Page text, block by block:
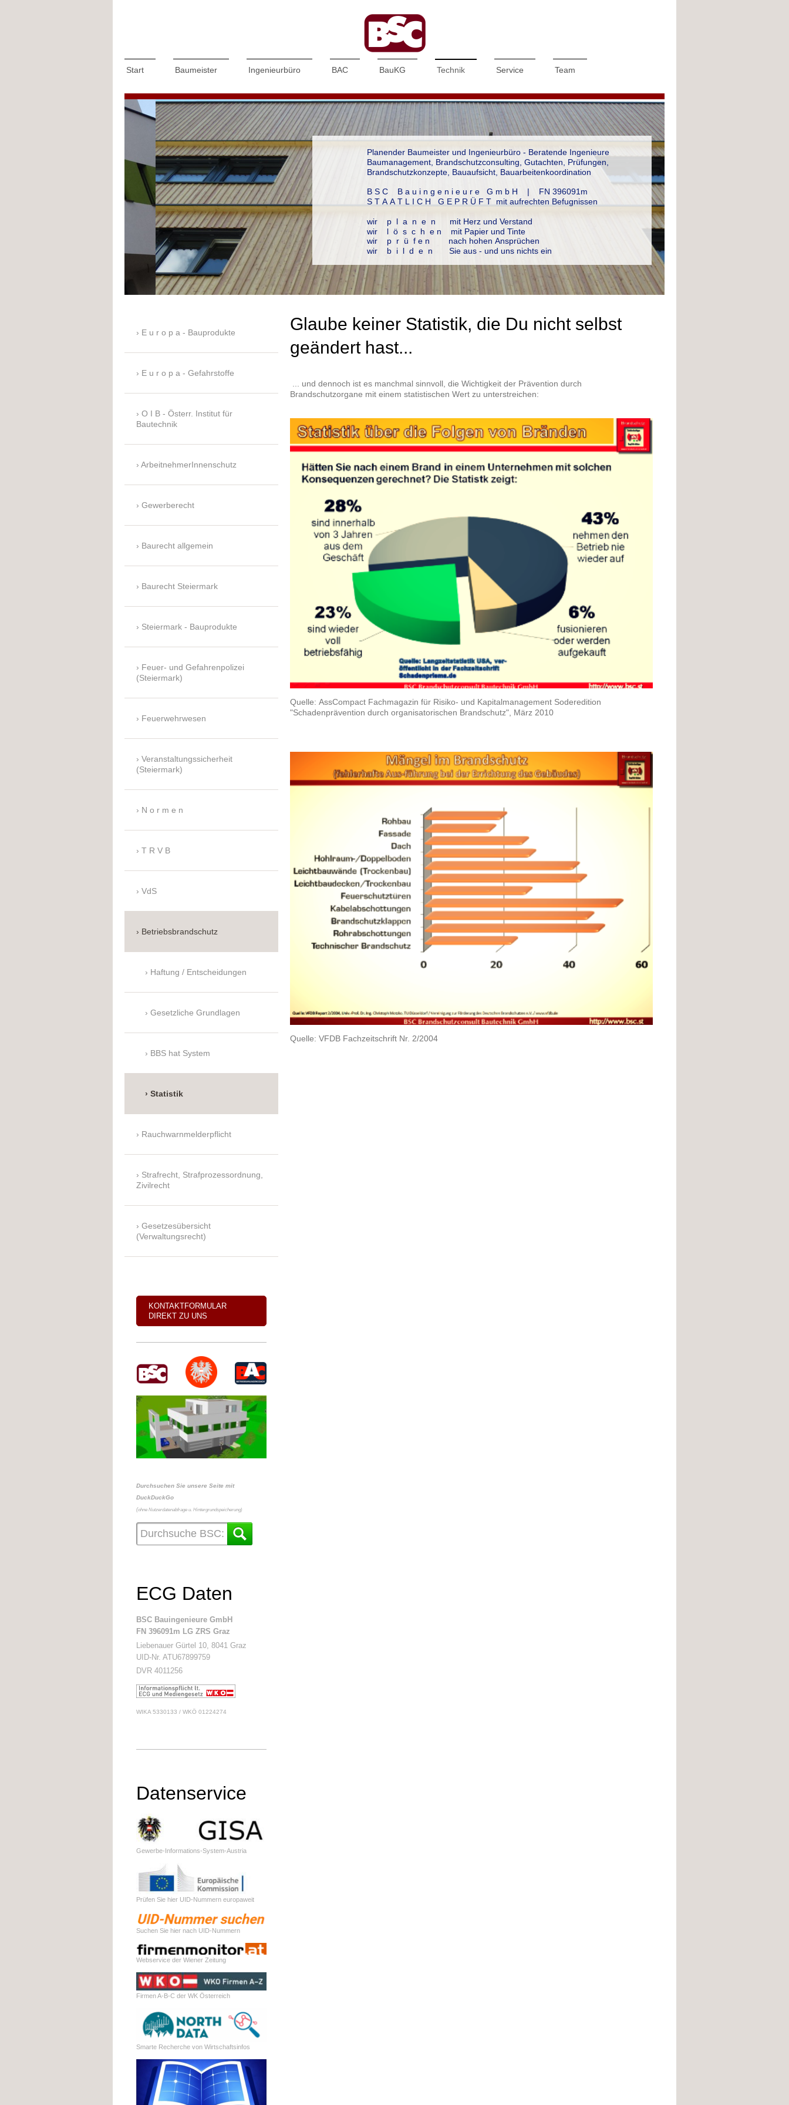
Start Baumeister Ingenieurbüro BAC BauKG Technik Service Team
Planender Baumeister und Ingenieurbüro - Beratende Ingenieure
Baumanagement, Brandschutzconsulting, Gutachten, Prüfungen,
Brandschutzkonzepte, Bauaufsicht, Bauarbeitenkoordination
B S C B a u i n g e n i e u r e G m b H | FN 396091m
S T A A T L I C H G E P R Ü F T mit aufrechten Befugnissen
wir p l a n e n mit Herz und Verstand
wir l ö s c h e n mit Papier und Tinte
wir p r ü f e n nach hohen Ansprüchen
wir b i l d e n Sie aus - und uns nichts ein
Glaube keiner Statistik, die Du nicht selbst
geändert hast...
... und dennoch ist es manchmal sinnvoll, die Wichtigkeit der Prävention durch
Brandschutzorgane mit einem statistischen Wert zu unterstreichen:
Quelle: AssCompact Fachmagazin für Risiko- und Kapitalmanagement Soderedition
"Schadenprävention durch organisatorischen Brandschutz", März 2010
Quelle: VFDB Fachzeitschrift Nr. 2/2004
E u r o p a - Bauprodukte
E u r o p a - Gefahrstoffe
O I B - Österr. Institut für
Bautechnik
ArbeitnehmerInnenschutz
Gewerberecht
Baurecht allgemein
Baurecht Steiermark
Steiermark - Bauprodukte
Feuer- und Gefahrenpolizei
(Steiermark)
Feuerwehrwesen
Veranstaltungssicherheit
(Steiermark)
N o r m e n
T R V B
VdS
Betriebsbrandschutz
Haftung / Entscheidungen
Gesetzliche Grundlagen
BBS hat System
Statistik
Rauchwarnmelderpflicht
Strafrecht, Strafprozessordnung,
Zivilrecht
Gesetzesübersicht
(Verwaltungsrecht)
KONTAKTFORMULAR
DIREKT ZU UNS
Durchsuchen Sie unsere Seite mit
DuckDuckGo
(ohne Nutzerdatenabfrage u. Hintergrundspeicherung)
ECG Daten
BSC Bauingenieure GmbH
FN 396091m LG ZRS Graz
Liebenauer Gürtel 10, 8041 Graz
UID-Nr. ATU67899759
DVR 4011256
WIKA 5330133 / WKÖ 01224274
Datenservice
Gewerbe-Informations-System-Austria
Prüfen Sie hier UID-Nummern europaweit
Suchen Sie hier nach UID-Nummern
Webservice der Wiener Zeitung
Firmen A-B-C der WK Österreich
Smarte Recherche von Wirtschaftsinfos